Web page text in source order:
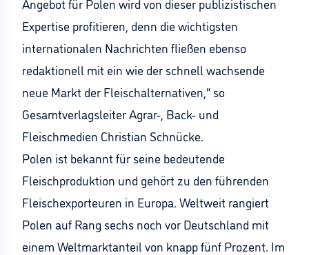
Angebot für Polen wird von dieser publizistischen
Expertise profitieren, denn die wichtigsten
internationalen Nachrichten fließen ebenso
redaktionell mit ein wie der schnell wachsende
neue Markt der Fleischalternativen,“ so
Gesamtverlagsleiter Agrar-, Back- und
Fleischmedien Christian Schnücke.
Polen ist bekannt für seine bedeutende
Fleischproduktion und gehört zu den führenden
Fleischexporteuren in Europa. Weltweit rangiert
Polen auf Rang sechs noch vor Deutschland mit
einem Weltmarktanteil von knapp fünf Prozent. Im